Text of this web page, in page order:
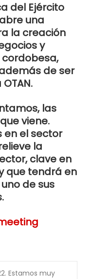
del Ejército
una
la creación
y
de ser
las
viene.
en el sector
la
clave en
que tendrá en
de sus
Estamos muy